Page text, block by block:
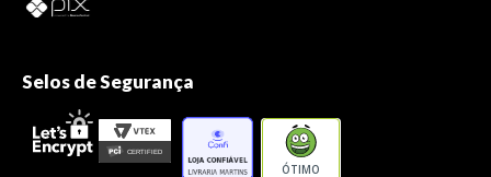
Selos de Segurança
ÓTIMO